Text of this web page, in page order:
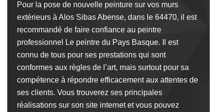
Pour la pose de nouvelle peinture sur vos murs
extérieurs à Alos Sibas Abense, dans le 64470, il est
recommandé de faire confiance au peintre
professionnel Le peintre du Pays Basque. Il est
connu de tous pour ses prestations qui sont
conformes aux règles de l’art, mais surtout pour sa
compétence à répondre efficacement aux attentes de
ses clients. Vous trouverez ses principales
réalisations sur son site internet et vous pouvez